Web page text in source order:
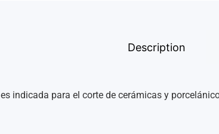
Description
es indicada para el corte de cerámicas y